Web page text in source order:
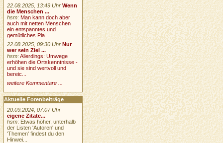
22.08.2025, 13:49 Uhr Wenn
die Menschen ...
hsm:Man kann doch aber
auch mit netten Menschen
ein entspanntes und
gemütliches Pla...
22.08.2025, 09:30 Uhr Nur
wer sein Ziel ...
hsm:Allerdings: Umwege
erhöhen die Ortskenntnisse -
und sie sind wertvoll und
bereic...
weitere Kommentare ...
Aktuelle Forenbeiträge
20.09.2024, 07:07 Uhr
eigene Zitate...
hsm: Etwas höher, unterhalb
der Listen 'Autoren' und
'Themen' findest du den
Hinwei...